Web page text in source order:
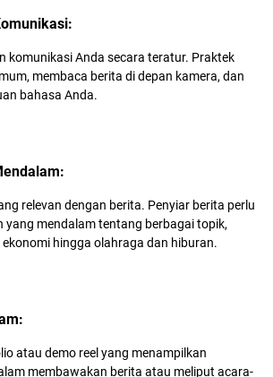
komunikasi Anda secara teratur. Praktek
membaca berita di depan kamera, dan
bahasa Anda.
relevan dengan berita. Penyiar berita perlu
yang mendalam tentang berbagai topik,
hingga olahraga dan hiburan.
atau demo reel yang menampilkan
membawakan berita atau meliput acara-